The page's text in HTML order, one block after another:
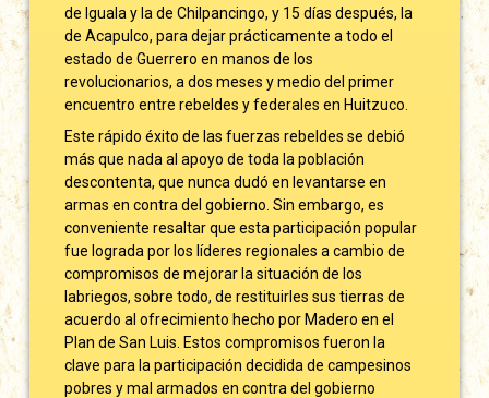
de Iguala y la de Chilpancingo, y 15 días después, la
de Acapulco, para dejar prácticamente a todo el
estado de Guerrero en manos de los
revolucionarios, a dos meses y medio del primer
encuentro entre rebeldes y federales en Huitzuco.
Este rápido éxito de las fuerzas rebeldes se debió
más que nada al apoyo de toda la población
descontenta, que nunca dudó en levantarse en
armas en contra del gobierno. Sin embargo, es
conveniente resaltar que esta participación popular
fue lograda por los líderes regionales a cambio de
compromisos de mejorar la situación de los
labriegos, sobre todo, de restituirles sus tierras de
acuerdo al ofrecimiento hecho por Madero en el
Plan de San Luis. Estos compromisos fueron la
clave para la participación decidida de campesinos
pobres y mal armados en contra del gobierno